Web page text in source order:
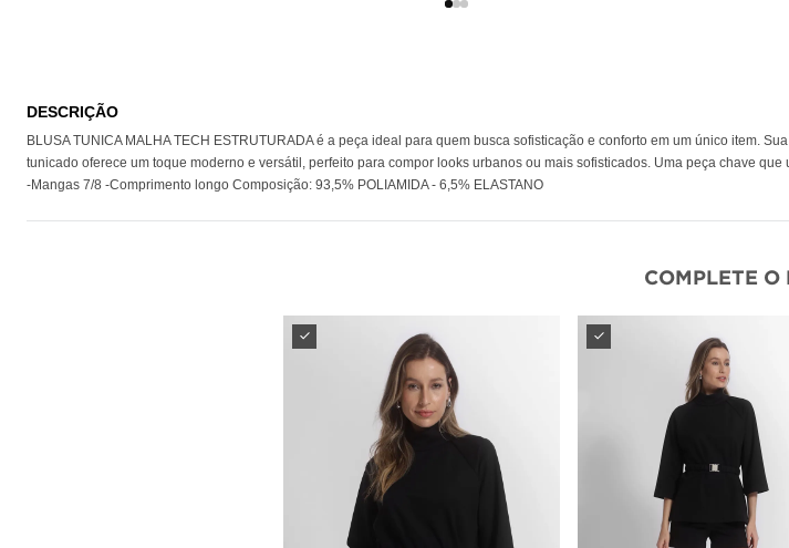
DESCRIÇÃO
BLUSA TUNICA MALHA TECH ESTRUTURADA é a peça ideal para quem busca sofisticação e conforto em um único item.
tunicado oferece um toque moderno e versátil, perfeito para compor looks urbanos ou mais sofisticados. Uma peça chave
-Mangas 7/8 -Comprimento longo Composição: 93,5% POLIAMIDA - 6,5% ELASTANO
COMPLETE O